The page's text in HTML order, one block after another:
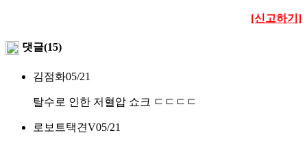
[신고하기]
댓글(15)
김점화05/21
탈수로 인한 저혈압 쇼크 ㄷㄷㄷㄷ
로보트택견V05/21